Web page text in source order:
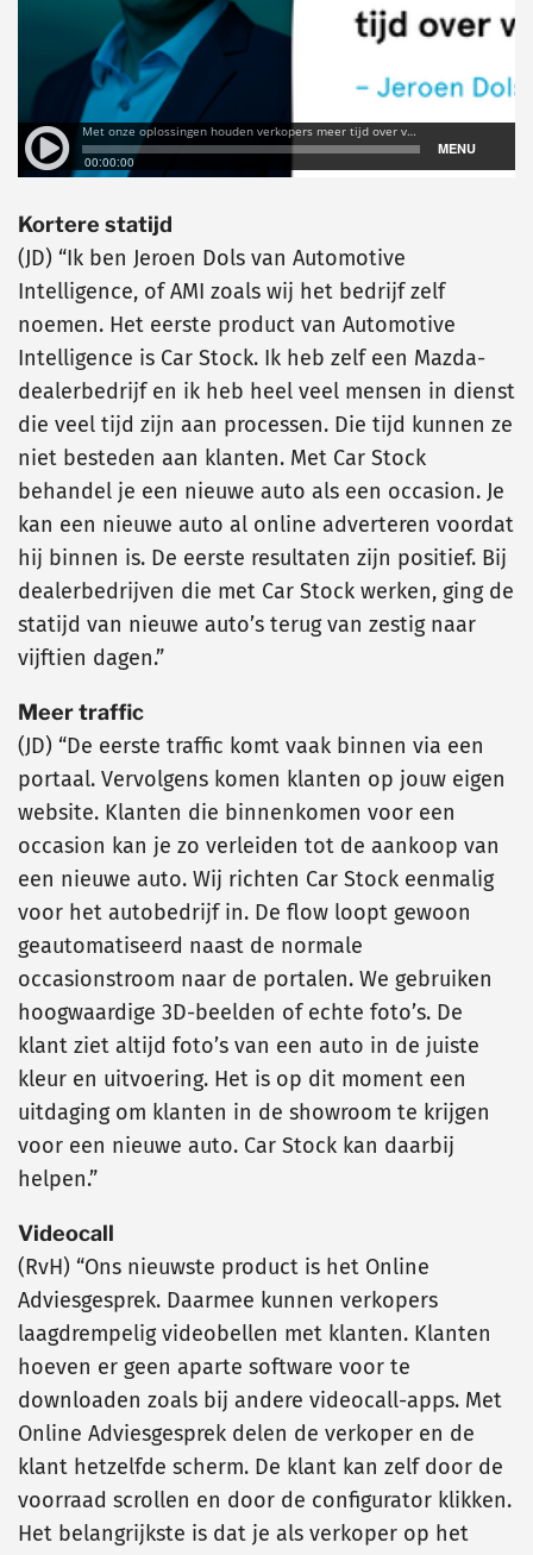
Kortere statijd
(JD) “Ik ben Jeroen Dols van Automotive
Intelligence, of AMI zoals wij het bedrijf zelf
noemen. Het eerste product van Automotive
Intelligence is Car Stock. Ik heb zelf een Mazda-
dealerbedrijf en ik heb heel veel mensen in dienst
die veel tijd zijn aan processen. Die tijd kunnen ze
niet besteden aan klanten. Met Car Stock
behandel je een nieuwe auto als een occasion. Je
kan een nieuwe auto al online adverteren voordat
hij binnen is. De eerste resultaten zijn positief. Bij
dealerbedrijven die met Car Stock werken, ging de
statijd van nieuwe auto’s terug van zestig naar
vijftien dagen.”
Meer traffic
(JD) “De eerste traffic komt vaak binnen via een
portaal. Vervolgens komen klanten op jouw eigen
website. Klanten die binnenkomen voor een
occasion kan je zo verleiden tot de aankoop van
een nieuwe auto. Wij richten Car Stock eenmalig
voor het autobedrijf in. De flow loopt gewoon
geautomatiseerd naast de normale
occasionstroom naar de portalen. We gebruiken
hoogwaardige 3D-beelden of echte foto’s. De
klant ziet altijd foto’s van een auto in de juiste
kleur en uitvoering. Het is op dit moment een
uitdaging om klanten in de showroom te krijgen
voor een nieuwe auto. Car Stock kan daarbij
helpen.”
Videocall
(RvH) “Ons nieuwste product is het Online
Adviesgesprek. Daarmee kunnen verkopers
laagdrempelig videobellen met klanten. Klanten
hoeven er geen aparte software voor te
downloaden zoals bij andere videocall-apps. Met
Online Adviesgesprek delen de verkoper en de
klant hetzelfde scherm. De klant kan zelf door de
voorraad scrollen en door de configurator klikken.
Het belangrijkste is dat je als verkoper op het